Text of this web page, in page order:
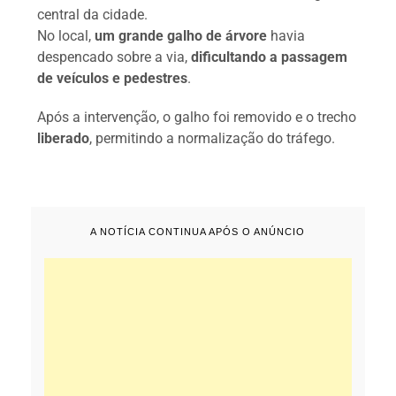
central da cidade.
No local,um grande galho de árvore havia
despencado sobre a via,dificultando a passagem
de veículos e pedestres.
Após a intervenção, o galho foi removido e o trecho
liberado, permitindo a normalização do tráfego.
A NOTÍCIA CONTINUA APÓS O ANÚNCIO